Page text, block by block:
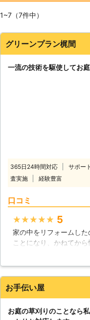
1~7（7件中）
グリーンプラン梶間
一流の技術を駆使してお
365日24時間対応 サポー
査実施
経験豊富
口コミ
★★★★★ 5
家の中をリフォームし
ことになり、かねてか
してもらうために近く
んまりした庭ですので
に剪定して、可愛いお
います。
お手伝い屋
お庭の草刈りのことなら